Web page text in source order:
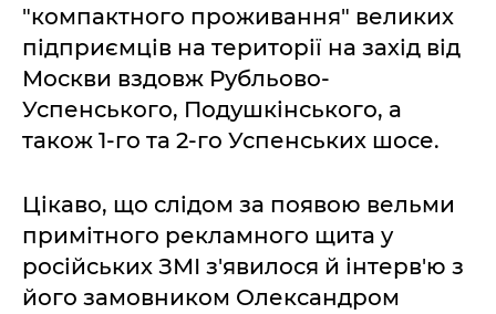
"компактного проживання" великих
підприємців на території на захід від
Москви вздовж Рубльово-
Успенського, Подушкінського, а
також 1-го та 2-го Успенських шосе.
Цікаво, що слідом за появою вельми
примітного рекламного щита у
російських ЗМІ з'явилося й інтерв'ю з
його замовником Олександром